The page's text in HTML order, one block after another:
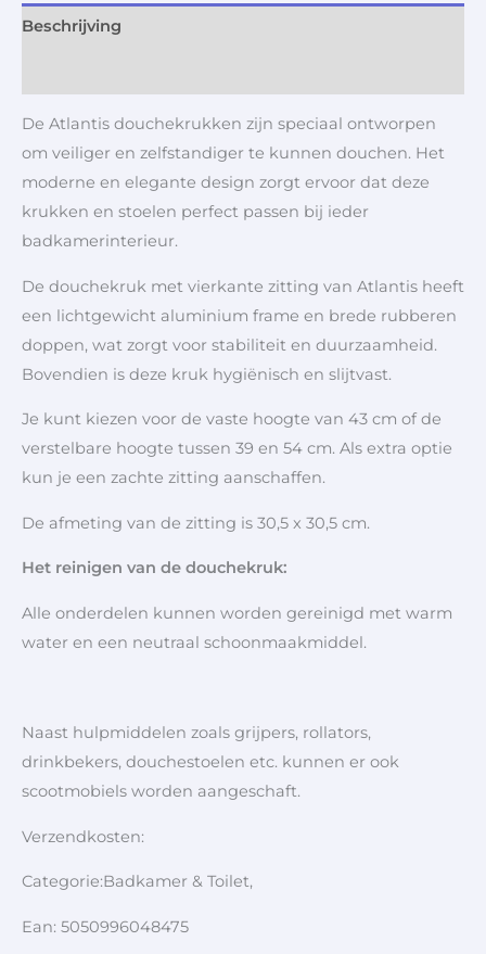
Beschrijving
De Atlantis douchekrukken zijn speciaal ontworpen
om veiliger en zelfstandiger te kunnen douchen. Het
moderne en elegante design zorgt ervoor dat deze
krukken en stoelen perfect passen bij ieder
badkamerinterieur.
De douchekruk met vierkante zitting van Atlantis heeft
een lichtgewicht aluminium frame en brede rubberen
doppen, wat zorgt voor stabiliteit en duurzaamheid.
Bovendien is deze kruk hygiënisch en slijtvast.
Je kunt kiezen voor de vaste hoogte van 43 cm of de
verstelbare hoogte tussen 39 en 54 cm. Als extra optie
kun je een zachte zitting aanschaffen.
De afmeting van de zitting is 30,5 x 30,5 cm.
Het reinigen van de douchekruk:
Alle onderdelen kunnen worden gereinigd met warm
water en een neutraal schoonmaakmiddel.
Naast hulpmiddelen zoals grijpers, rollators,
drinkbekers, douchestoelen etc. kunnen er ook
scootmobiels worden aangeschaft.
Verzendkosten:
Categorie:Badkamer & Toilet,
Ean: 5050996048475